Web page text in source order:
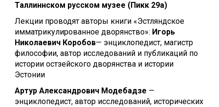
Таллиннском русском музее (Пикк 29а)
Лекции проводят авторы книги «Эстляндское
имматрикулированное дворянство»: Игорь
Николаевич Коробов— энциклопедист, магистр
философии, автор исследований и публикаций по
истории остзейского дворянства и истории
Эстонии
Артур Александрович Модебадзе —
энциклопедист, автор исследований, исторических